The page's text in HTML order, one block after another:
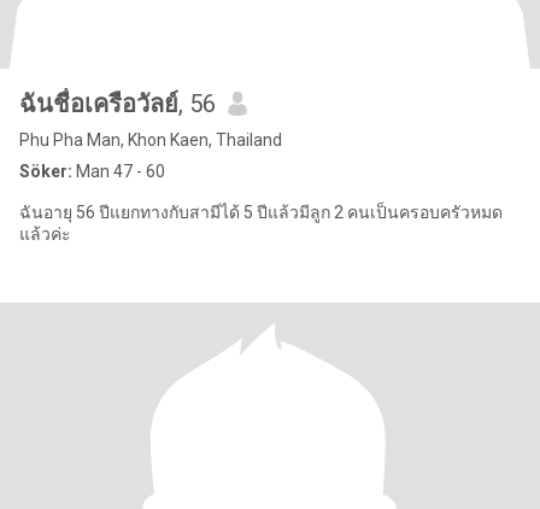
ฉันชื่อเครือวัลย์, 56
Phu Pha Man, Khon Kaen, Thailand
Söker: Man 47 - 60
ฉันอายุ 56 ปีแยกทางกับสามีได้ 5 ปีแล้วมีลูก 2 คนเป็นครอบครัวหมด
แล้วค่ะ